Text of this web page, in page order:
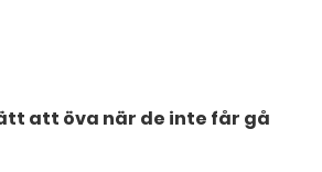
att öva när de inte får gå